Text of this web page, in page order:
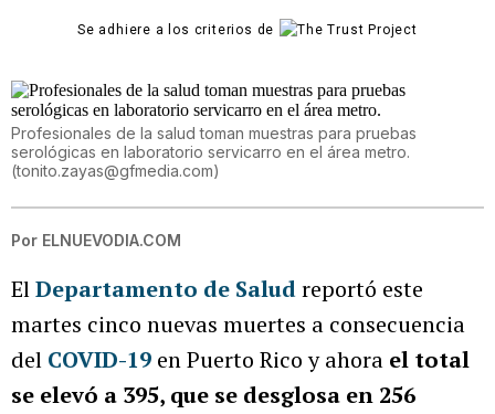
Se adhiere a los criterios de
Profesionales de la salud toman muestras para pruebas
serológicas en laboratorio servicarro en el área metro.
(tonito.zayas@gfmedia.com)
Por ELNUEVODIA.COM
ElDepartamento de Saludreportó este
martes cinco nuevas muertes a consecuencia
del COVID-19 en Puerto Rico y ahora el total
se elevó a 395, que se desglosa en 256